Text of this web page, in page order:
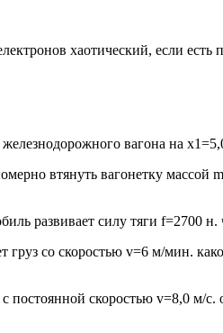
хаотический, если
вагона на
втянуть вагонетку
развивает силу тяги f=2700
со скоростью v=6 м/мин.
постоянной скоростью v=8,0